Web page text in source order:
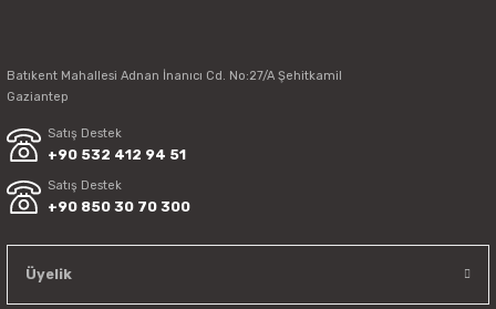
Batıkent Mahallesi Adnan İnanıcı Cd. No:27/A Şehitkamil
Gaziantep
Satış Destek
+90 532 412 94 51
Satış Destek
+90 850 30 70 300
Üyelik